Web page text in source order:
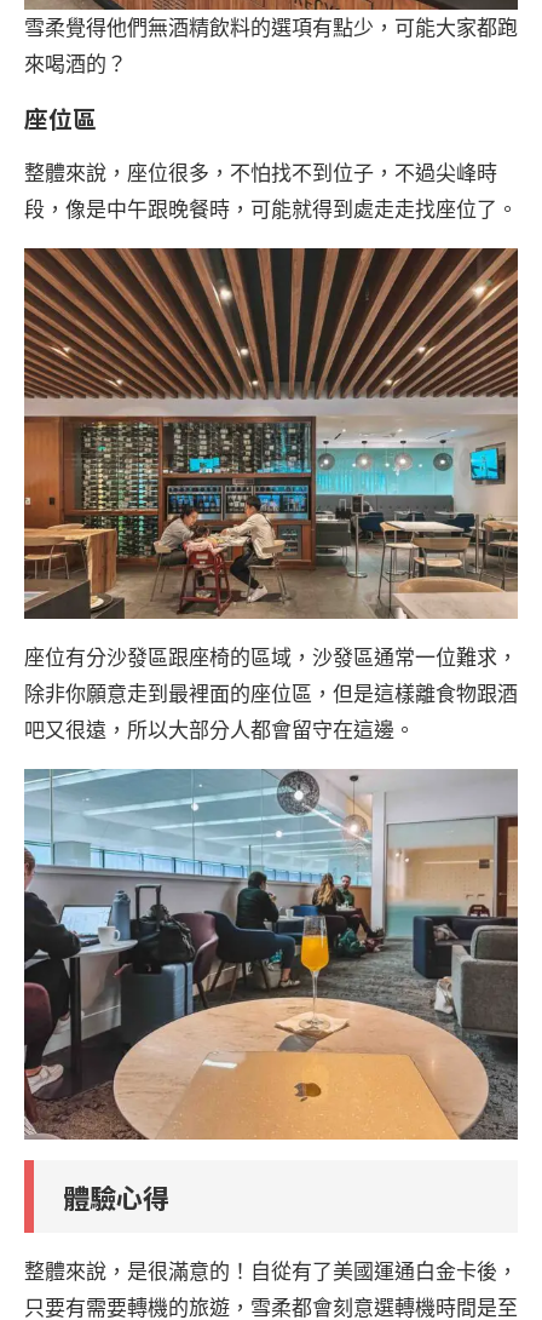
雪柔覺得他們無酒精飲料的選項有點少，可能大家都跑
來喝酒的？
座位區
整體來說，座位很多，不怕找不到位子，不過尖峰時
段，像是中午跟晚餐時，可能就得到處走走找座位了。
座位有分沙發區跟座椅的區域，沙發區通常一位難求，
除非你願意走到最裡面的座位區，但是這樣離食物跟酒
吧又很遠，所以大部分人都會留守在這邊。
體驗心得
整體來說，是很滿意的！自從有了美國運通白金卡後，
只要有需要轉機的旅遊，雪柔都會刻意選轉機時間是至